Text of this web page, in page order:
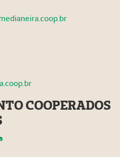
COOPERADOS